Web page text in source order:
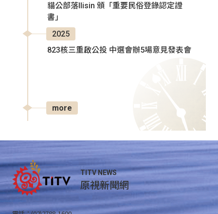
貓公部落Ilisin 頒「重要民俗登錄認定證
書」
2025
823核三重啟公投 中選會辦5場意見發表會
more
TITV NEWS
原視新聞網